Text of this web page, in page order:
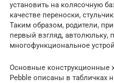
установить на колясочную
качестве переноски,
Таким образом, родители,
первый взгляд, автолюльку,
многофункциональное
Основные конструкционные
Pebble описаны в табличках